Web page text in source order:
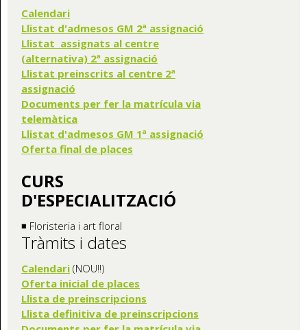
Calendari
Llistat d'admesos GM 2ª assignació
Llistat assignats al centre
(alternativa) 2ª assignació
Llistat preinscrits al centre 2ª
assignació
Documents per fer la matrícula via
telemàtica
Llistat d'admesos GM 1ª assignació
Oferta final de places
CURS
D'ESPECIALITZACIÓ
◾ Floristeria i art floral
Tràmits i dates
Calendari (NOU!!)
Oferta inicial de places
Llista de preinscripcions
Llista definitiva de preinscripcions